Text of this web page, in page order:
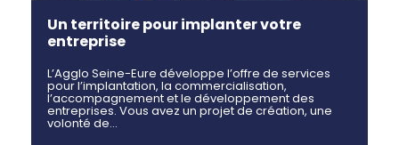
Un territoire pour implanter votre
entreprise
L’Agglo Seine-Eure développe l’offre de services
pour l’implantation, la commercialisation,
l’accompagnement et le développement des
entreprises. Vous avez un projet de création, une
volonté de…